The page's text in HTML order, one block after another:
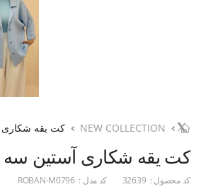
NEW COLLECTION کت یقه شکاری
کت یقه شکاری آستین سه
کد محصول : 32639 کد مدل : ROBAN-M0796